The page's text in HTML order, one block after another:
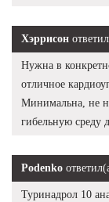
Хэррисон
Нужна в
отличное
Минимальна, не
гибельную среду
Podenko
Туринадрол 10